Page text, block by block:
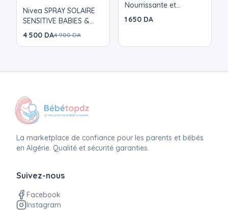
Nivea SPRAY SOLAIRE
SENSITIVE BABIES &
KIDS FPS 50+
4 500 DA4 900 DA
Nourrissante et
Hydratante - Bébé
peau - 98% d'origine
1 650 DA
La marketplace de confiance pour les parents et bébés
en Algérie. Qualité et sécurité garanties.
Suivez-nous
Facebook
Instagram